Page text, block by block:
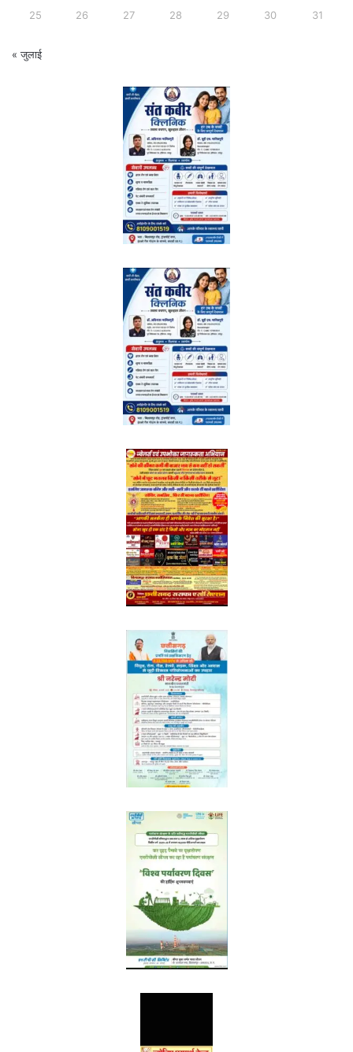
25 26 27 28 29 30 31
« जुलाई